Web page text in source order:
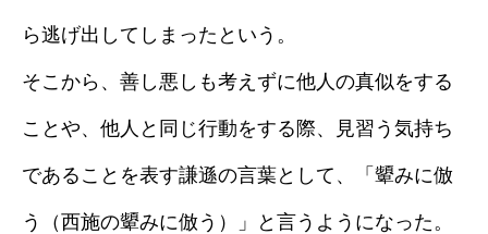
ら逃げ出してしまったという。
そこから、善し悪しも考えずに他人の真似をする
ことや、他人と同じ行動をする際、見習う気持ち
であることを表す謙遜の言葉として、「顰みに倣
う（西施の顰みに倣う）」と言うようになった。